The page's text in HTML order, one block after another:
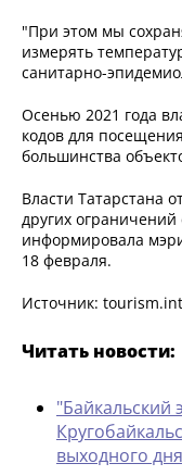
"При этом мы
измерять
санитарно-
Осенью 2021 года
кодов для
большинства
Власти Татарстана
других
информировала
18 февраля.
Источник:
Читать новости:
"Байкальский
выходного дня